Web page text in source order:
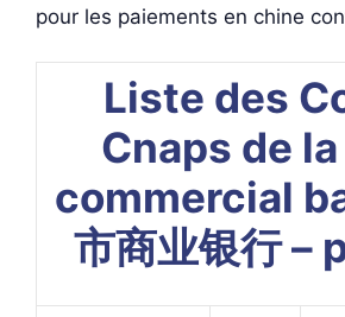
pour les paiements en chine
Liste des
Cnaps de
commercial
市商业银行 –